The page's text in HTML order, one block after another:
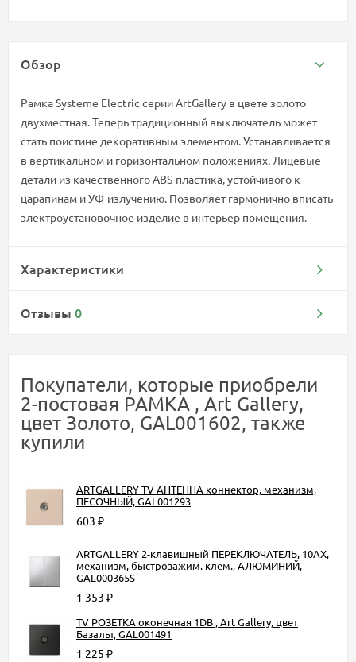
Обзор
Рамка Systeme Electric серии ArtGallery в цвете золото
двухместная. Теперь традиционный выключатель может
стать поистине декоративным элементом. Устанавливается
в вертикальном и горизонтальном положениях. Лицевые
детали из качественного ABS-пластика, устойчивого к
царапинам и УФ-излучению. Позволяет гармонично вписать
электроустановочное изделие в интерьер помещения.
Характеристики
Отзывы 0
Покупатели, которые приобрели
2-постовая РАМКА , Art Gallery,
цвет Золото, GAL001602, также
купили
ARTGALLERY TV АНТЕННА коннектор, механизм,
ПЕСОЧНЫЙ, GAL001293
603 ₽
ARTGALLERY 2-клавишный ПЕРЕКЛЮЧАТЕЛЬ, 10АХ,
механизм, быстрозажим. клем., АЛЮМИНИЙ,
GAL000365S
1 353 ₽
TV РОЗЕТКА оконечная 1DB , Art Gallery, цвет
Базальт, GAL001491
1 225 ₽